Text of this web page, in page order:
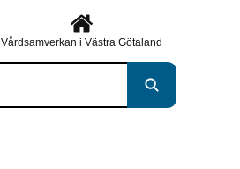
Vårdsamverkan i Västra Götaland